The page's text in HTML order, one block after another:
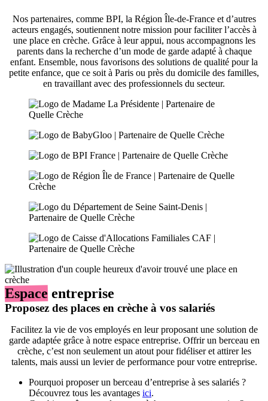
Nos partenaires, comme BPI, la Région Île-de-France et d’autres
acteurs engagés, soutiennent notre mission pour faciliter l’accès à
une place en crèche. Grâce à leur appui, nous accompagnons les
parents dans la recherche d’un mode de garde adapté à chaque
enfant. Ensemble, nous favorisons des solutions de qualité pour la
petite enfance, que ce soit à Paris ou près du domicile des familles,
en travaillant avec des professionnels du secteur.
Espace entreprise
Proposez des places en crèche à vos salariés
Facilitez la vie de vos employés en leur proposant une solution de
garde adaptée grâce à notre espace entreprise. Offrir un berceau en
crèche, c’est non seulement un atout pour fidéliser et attirer les
talents, mais aussi un levier de performance pour votre entreprise.
Pourquoi proposer un berceau d’entreprise à ses salariés ?
Découvrez tous les avantages ici.